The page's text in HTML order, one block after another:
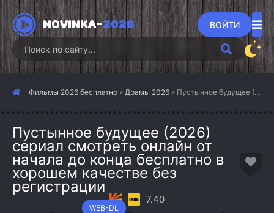
NOVINKA-2026 ВОЙТИ
Фильмы 2026 бесплатно » Драмы 2026 » Пустынное будущее (2026)
Пустынное будущее (2026)
сериал смотреть онлайн от
начала до конца бесплатно в
хорошем качестве без
регистрации
WEB-DL
7.40